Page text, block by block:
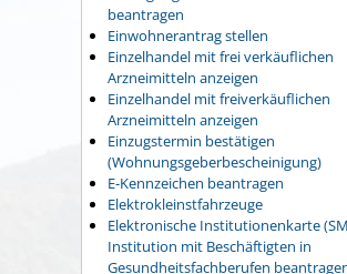
beantragen
Einwohnerantrag stellen
Einzelhandel mit frei verkäuflichen
Arzneimitteln anzeigen
Einzelhandel mit freiverkäuflichen
Arzneimitteln anzeigen
Einzugstermin bestätigen
(Wohnungsgeberbescheinigung)
E-Kennzeichen beantragen
Elektrokleinstfahrzeuge
Elektronische Institutionenkarte
Institution mit Beschäftigten in
Gesundheitsfachberufen